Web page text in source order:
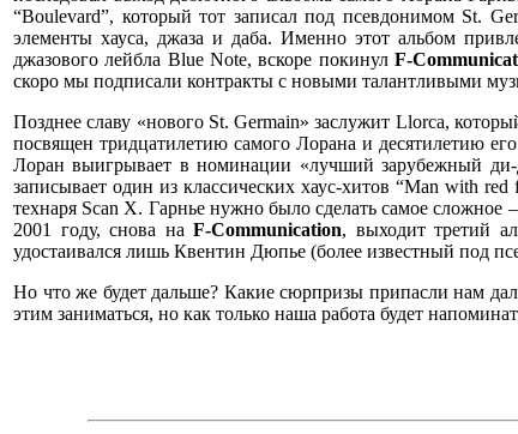
“Boulevard”, который тот записал под псевдонимом St.
элементы хауса, джаза и даба. Именно этот альбом
джазового лейбла Blue Note, вскоре покинулF-
скоро мы подписали контракты с новыми талантливыми
Позднее славу «нового St. Germain» заслужит Llorca,
посвящен тридцатилетию самого Лорана и десятилетию
Лоран выигрывает в номинации «лучший зарубежный ди-
записывает один из классических хаус-хитов “Man with
технаря Scan X. Гарнье нужно было сделать самое
2001 году, снова наF-Communication, выходит третий
удостаивался лишь Квентин Дюпье (более известный под
Но что же будет дальше? Какие сюрпризы припасли нам
этим заниматься, но как только наша работа будет